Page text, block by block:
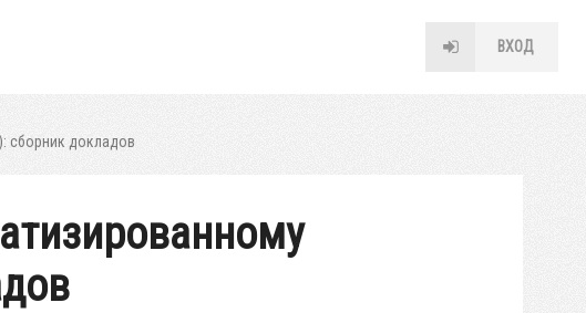
ВХОД
сборник докладов